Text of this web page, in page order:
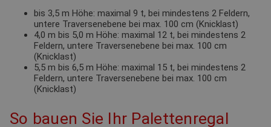
bis 3,5 m Höhe: maximal 9 t, bei mindestens 2 Feldern,
untere Traversenebene bei max. 100 cm (Knicklast)
4,0 m bis 5,0 m Höhe: maximal 12 t, bei mindestens 2
Feldern, untere Traversenebene bei max. 100 cm
(Knicklast)
5,5 m bis 6,5 m Höhe: maximal 15 t, bei mindestens 2
Feldern, untere Traversenebene bei max. 100 cm
(Knicklast)
So bauen Sie Ihr Palettenregal